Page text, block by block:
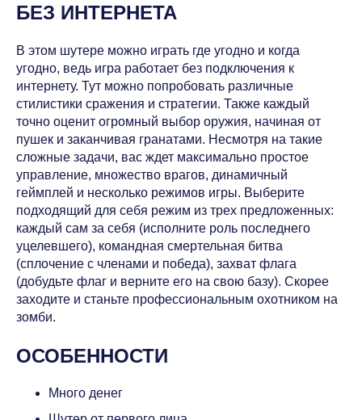
БЕЗ ИНТЕРНЕТА
В этом шутере можно играть где угодно и когда
угодно, ведь игра работает без подключения к
интернету. Тут можно попробовать различные
стилистики сражения и стратегии. Также каждый
точно оценит огромный выбор оружия, начиная от
пушек и заканчивая гранатами. Несмотря на такие
сложные задачи, вас ждет максимально простое
управление, множество врагов, динамичный
геймплей и несколько режимов игры. Выберите
подходящий для себя режим из трех предложенных:
каждый сам за себя (исполните роль последнего
уцелевшего), командная смертельная битва
(сплочение с членами и победа), захват флага
(добудьте флаг и верните его на свою базу). Скорее
заходите и станьте профессиональным охотником на
зомби.
ОСОБЕННОСТИ
Много денег